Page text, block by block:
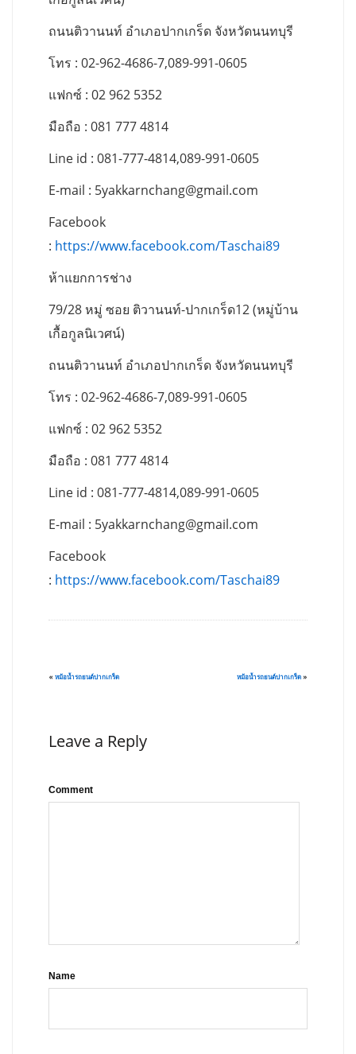
ถนนติวานนท์ อำเภอปากเกร็ด จังหวัดนนทบุรี
โทร : 02-962-4686-7,089-991-0605
แฟกซ์ : 02 962 5352
มือถือ : 081 777 4814
Line id : 081-777-4814,089-991-0605
E-mail : 5yakkarnchang@gmail.com
Facebook
: https://www.facebook.com/Taschai89
ห้าแยกการช่าง
79/28 หมู่ ซอย ติวานนท์-ปากเกร็ด12 (หมู่บ้าน
เกื้อกูลนิเวศน์)
ถนนติวานนท์ อำเภอปากเกร็ด จังหวัดนนทบุรี
โทร : 02-962-4686-7,089-991-0605
แฟกซ์ : 02 962 5352
มือถือ : 081 777 4814
Line id : 081-777-4814,089-991-0605
E-mail : 5yakkarnchang@gmail.com
Facebook
: https://www.facebook.com/Taschai89
« หม้อน้ำรถยนต์ปากเกร็ด หม้อน้ำรถยนต์ปากเกร็ด »
Leave a Reply
Comment
Name